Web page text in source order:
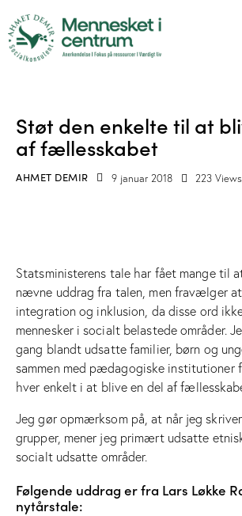
Støt den enkelte til at
af fællesskabet
AHMET DEMIR 9 januar 2018 223 Views
Statsministerens tale har fået mange til
nævne uddrag fra talen, men fravælger
integration og inklusion, da disse ord
mennesker i socialt belastede områder.
gang blandt udsatte familier, børn og
sammen med pædagogiske institutioner
hver enkelt i at blive en del af
Jeg gør opmærksom på, at når jeg
grupper, mener jeg primært udsatte
socialt udsatte områder.
Følgende uddrag er fra Lars Løkke
nytårstale: